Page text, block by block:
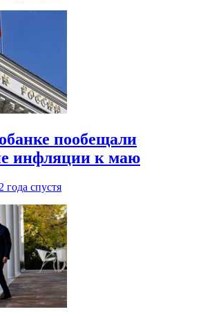
пообещали
инфляции к маю
2 года спустя